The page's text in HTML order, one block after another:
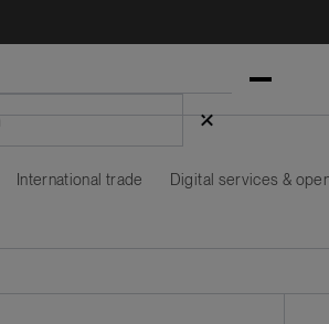
International trade Digital services &